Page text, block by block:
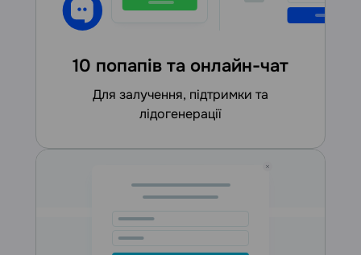
10 попапів та онлайн-чат
для залучення, підтримки та
лідогенерації